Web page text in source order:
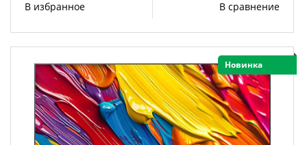
В избранное В сравнение
Новинка